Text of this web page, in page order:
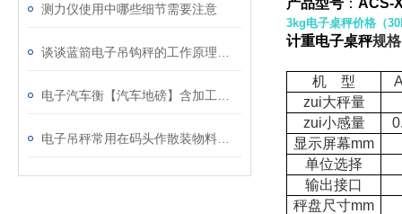
测力仪使用中哪些细节需要注意
3kg电子桌秤价格（
计重电子桌秤规格
机 型
zui大秤量
zui小感量
显示屏幕mm
单位选择
输出接口
秤盘尺寸mm